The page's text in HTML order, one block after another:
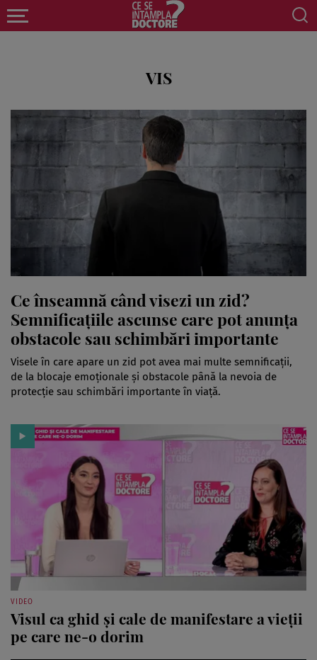
VIS
Ce înseamnă când visezi un zid?
Semnificațiile ascunse care pot anunța
obstacole sau schimbări importante
Visele în care apare un zid pot avea mai multe semnificații,
de la blocaje emoționale și obstacole până la nevoia de
protecție sau schimbări importante în viață.
VIDEO
Visul ca ghid și cale de manifestare a vieții
pe care ne-o dorim